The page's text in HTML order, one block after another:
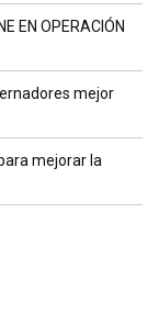
EN OPERACIÓN
mejor
mejorar la